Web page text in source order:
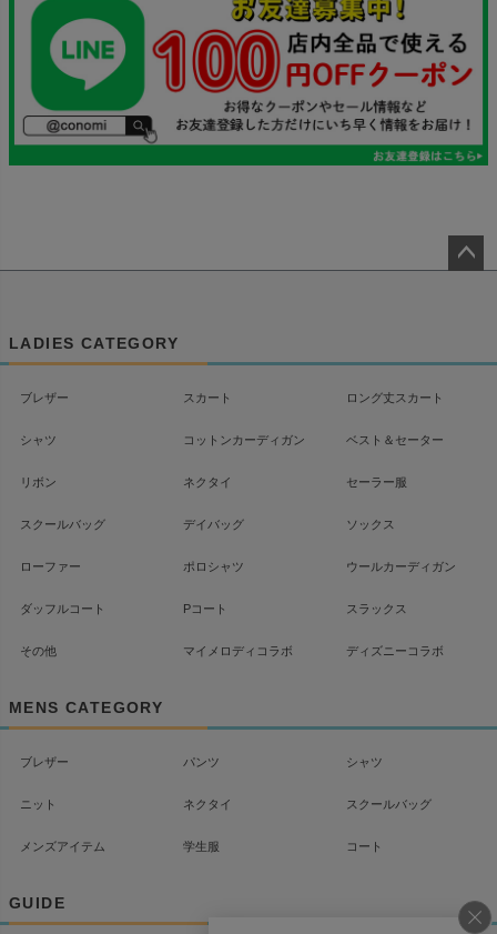
LADIES CATEGORY
ブレザー スカート ロング丈スカート
シャツ コットンカーディガン ベスト＆セーター
リボン ネクタイ セーラー服
スクールバッグ デイバッグ ソックス
ローファー ポロシャツ ウールカーディガン
ダッフルコート Pコート スラックス
その他 マイメロディコラボ ディズニーコラボ
MENS CATEGORY
ブレザー パンツ シャツ
ニット ネクタイ スクールバッグ
メンズアイテム 学生服 コート
GUIDE